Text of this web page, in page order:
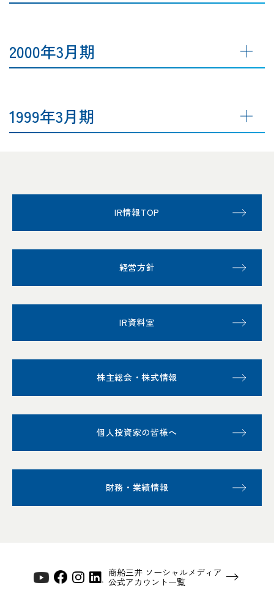
2000年3月期
1999年3月期
IR情報TOP
経営方針
IR資料室
株主総会・株式情報
個人投資家の皆様へ
財務・業績情報
商船三井 ソーシャルメディア
公式アカウント一覧